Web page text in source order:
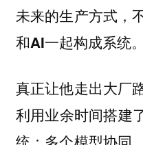
未来的生产方式，
和AI一起构成系统。
真正让他走出大厂
利用业余时间搭建
统：多个模型协同